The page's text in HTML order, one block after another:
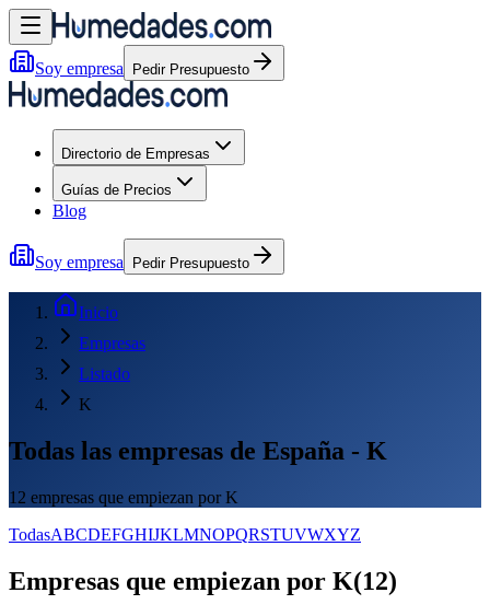
Soy empresa Pedir Presupuesto
Directorio de Empresas
Guías de Precios
Blog
Soy empresa Pedir Presupuesto
Inicio
Empresas
Listado
K
Todas las empresas de España - K
12 empresas que empiezan por K
TodasABCDEFGHIJKLMNOPQRSTUVWXYZ
Empresas que empiezan por K(12)